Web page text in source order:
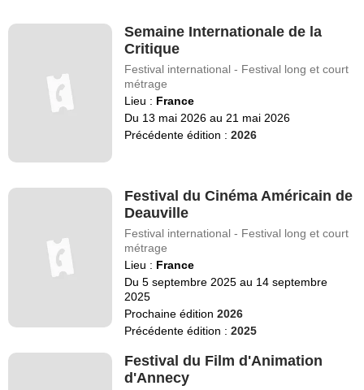
Semaine Internationale de la
Critique
Festival international - Festival long et court
métrage
Lieu : France
Du 13 mai 2026 au 21 mai 2026
Précédente édition :2026
Festival du Cinéma Américain de
Deauville
Festival international - Festival long et court
métrage
Lieu : France
Du 5 septembre 2025 au 14 septembre
2025
Prochaine édition2026
Précédente édition :2025
Festival du Film d'Animation
d'Annecy